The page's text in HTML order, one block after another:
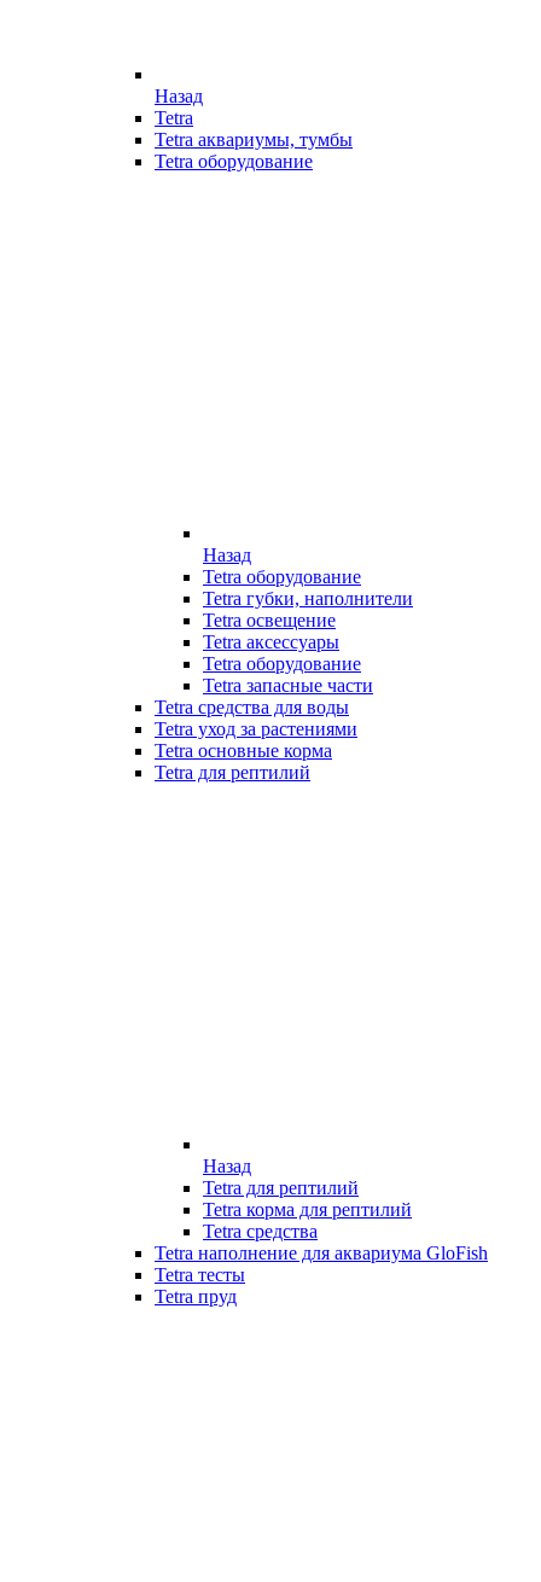
Назад
Tetra
Tetra аквариумы, тумбы
Tetra оборудование
Назад
Tetra оборудование
Tetra губки, наполнители
Tetra освещение
Tetra аксессуары
Tetra оборудование
Tetra запасные части
Tetra средства для воды
Tetra уход за растениями
Tetra основные корма
Tetra для рептилий
Назад
Tetra для рептилий
Tetra корма для рептилий
Tetra средства
Tetra наполнение для аквариума GloFish
Tetra тесты
Tetra пруд